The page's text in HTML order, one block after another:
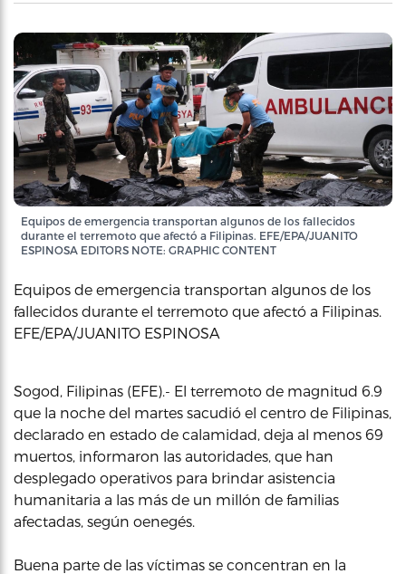
Equipos de emergencia transportan algunos de los fallecidos
durante el terremoto que afectó a Filipinas. EFE/EPA/JUANITO
ESPINOSA EDITORS NOTE: GRAPHIC CONTENT
Equipos de emergencia transportan algunos de los
fallecidos durante el terremoto que afectó a Filipinas.
EFE/EPA/JUANITO ESPINOSA
Sogod, Filipinas (EFE).- El terremoto de magnitud 6.9
que la noche del martes sacudió el centro de Filipinas,
declarado en estado de calamidad, deja al menos 69
muertos, informaron las autoridades, que han
desplegado operativos para brindar asistencia
humanitaria a las más de un millón de familias
afectadas, según oenegés.
Buena parte de las víctimas se concentran en la